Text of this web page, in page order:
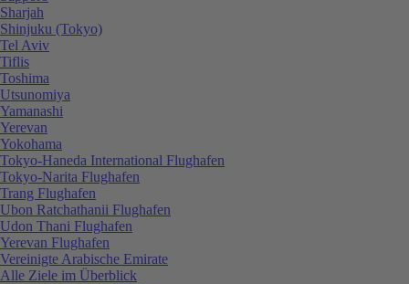
Sharjah
Shinjuku (Tokyo)
Tel Aviv
Tiflis
Toshima
Utsunomiya
Yamanashi
Yerevan
Yokohama
Tokyo-Haneda International Flughafen
Tokyo-Narita Flughafen
Trang Flughafen
Ubon Ratchathanii Flughafen
Udon Thani Flughafen
Yerevan Flughafen
Vereinigte Arabische Emirate
Alle Ziele im Überblick